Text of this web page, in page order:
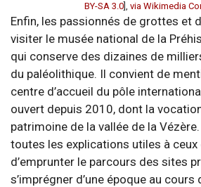
BY-SA 3.0 ], via Wikimedia
Enfin, les passionnés de grottes et
visiter le musée national de la
qui conserve des dizaines de
du paléolithique. Il convient de
centre d’accueil du pôle
ouvert depuis 2010, dont la
patrimoine de la vallée de la
toutes les explications utiles à ceux
d’emprunter le parcours des sites
s’imprégner d’une époque au cours